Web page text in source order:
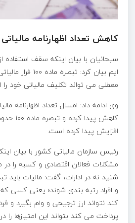
کاهش تعداد اظهارنامه مالیاتی
ایم بیان کرد:
معطلی می تواند تکلیف مالیاتی خود را
کاهش
افزایش پیدا کرده است.
رئیس سازمان مالیاتی کشور با بیان
مشکلات فعالان اقتصادی و کسبه را
شنید نه در ادارات، گفت: مالیات باید
و افراد رتبه بندی شوند؛ یعنی کسی
کند نتواند ارز ترجیحی و وام بگیرد و
پرداخت می کند بتواند این امتیازها را